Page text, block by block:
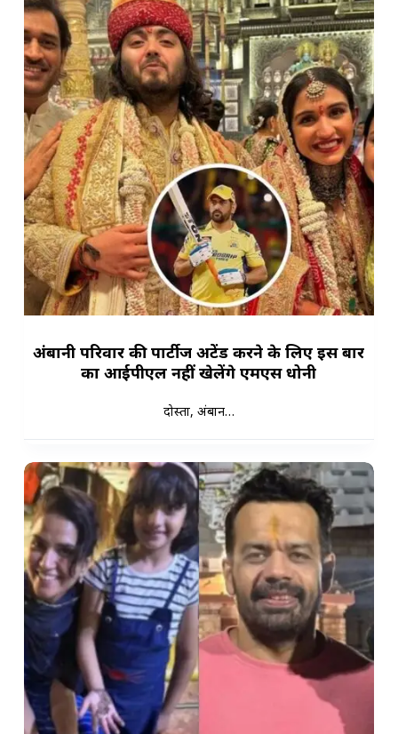
अंबानी परिवार की पार्टीज अटेंड करने के लिए इस बार
का आईपीएल नहीं खेलेंगे एमएस धोनी
दोस्तों, अंबान…